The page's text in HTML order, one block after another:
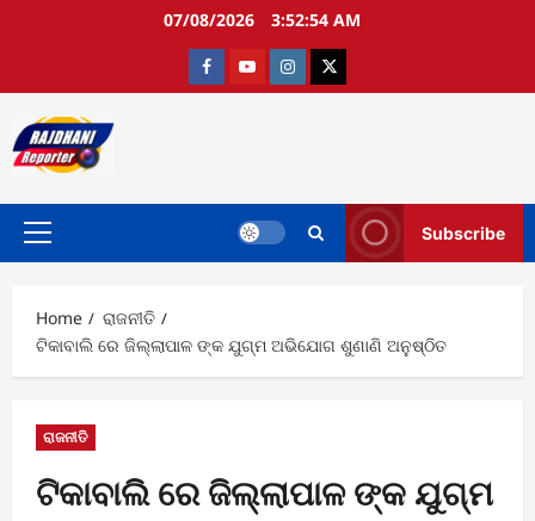
07/08/2026 3:52:54 AM
FacebookYoutubeInstagramtwitter
Primary
Subscribe
Home
ରାଜନୀତି
ଟିକାବାଲି ରେ ଜିଲ୍ଲାପାଳ ଙ୍କ ଯୁଗ୍ମ ଅଭିଯୋଗ ଶୁଣାଣି ଅନୁଷ୍ଠିତ
ରାଜନୀତି
ଟିକାବାଲି ରେ ଜିଲ୍ଲାପାଳ ଙ୍କ ଯୁଗ୍ମ